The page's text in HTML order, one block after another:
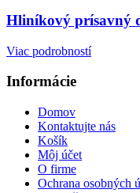
Hliníkový prísavný
Viac podrobností
Informácie
Domov
Kontaktujte nás
Košík
Môj účet
O firme
Ochrana osobných